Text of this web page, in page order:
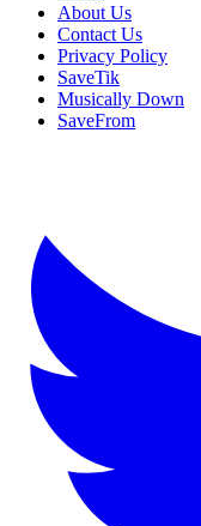
About Us
Contact Us
Privacy Policy
SaveTik
Musically Down
SaveFrom